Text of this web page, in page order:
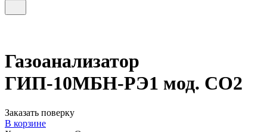
Газоанализатор
ГИП-10МБН-РЭ1 мод. CO2
Заказать поверку
В корзине